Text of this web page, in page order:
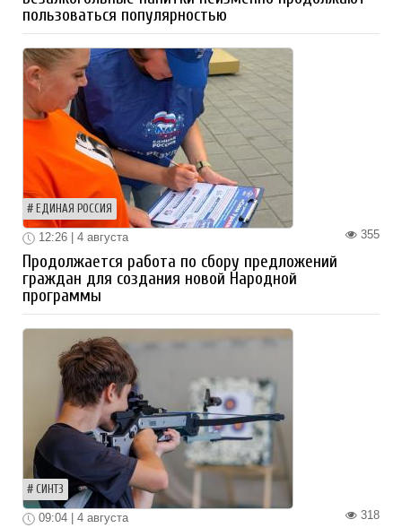
пользоваться популярностью
ЕДИНАЯ РОССИЯ
355
12:26 | 4 августа
Продолжается работа по сбору предложений
граждан для создания новой Народной
программы
СИНТЗ
318
09:04 | 4 августа